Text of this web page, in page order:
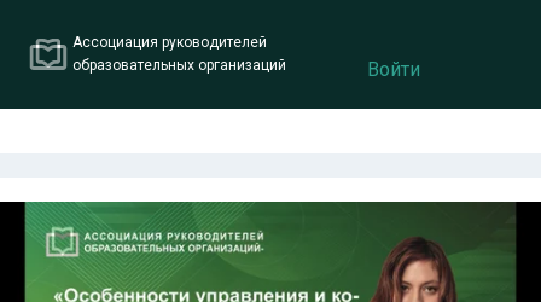
Ассоциация руководителей
образовательных организаций
Войти